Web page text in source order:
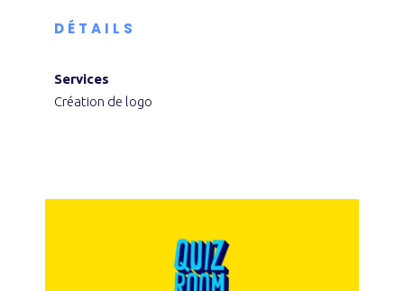
DÉTAILS
Services
Création de logo